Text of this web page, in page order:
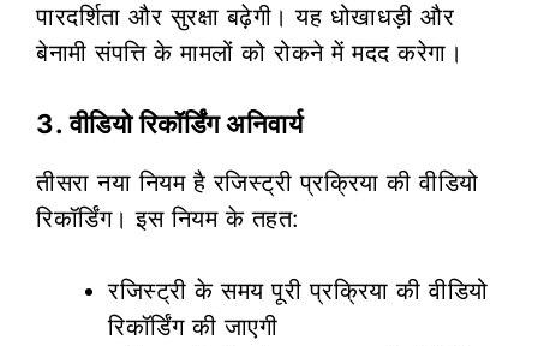
पारदर्शिता और सुरक्षा बढ़ेगी। यह धोखाधड़ी और
बेनामी संपत्ति के मामलों को रोकने में मदद करेगा।
3. वीडियो रिकॉर्डिंग अनिवार्य
तीसरा नया नियम है रजिस्ट्री प्रक्रिया की वीडियो
रिकॉर्डिंग। इस नियम के तहत:
रजिस्ट्री के समय पूरी प्रक्रिया की वीडियो
रिकॉर्डिंग की जाएगी